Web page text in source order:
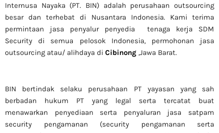
Internusa Nayaka (PT. BIN) adalah perusahaan outsourcing
besar dan terhebat di Nusantara Indonesia. Kami terima
permintaan jasa penyalur penyedia tenaga kerja SDM
Security di semua pelosok Indonesia, permohonan jasa
outsourcing atau/ alihdaya di Cibinong ,Jawa Barat.
BIN bertindak selaku perusahaan PT yayasan yang sah
berbadan hukum PT yang legal serta tercatat buat
menawarkan penyediaan serta penyaluran jasa satpam
security pengamanan (security pengamanan serta